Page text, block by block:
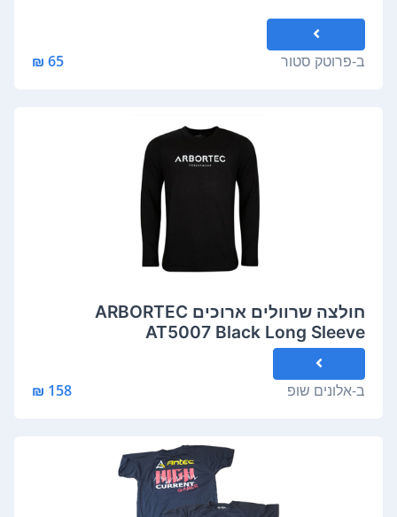
ב-פרוטק סטור 65 ₪
חולצה שרוולים ארוכים ARBORTEC
AT5007 Black Long Sleeve
ב-אלונים שופ 158 ₪